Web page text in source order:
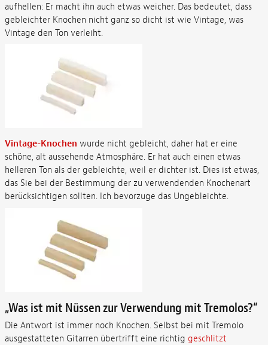
aufhellen: Er macht ihn auch etwas weicher. Das bedeutet, dass
gebleichter Knochen nicht ganz so dicht ist wie Vintage, was
Vintage den Ton verleiht.
Vintage-Knochen wurde nicht gebleicht, daher hat er eine
schöne, alt aussehende Atmosphäre. Er hat auch einen etwas
helleren Ton als der gebleichte, weil er dichter ist. Dies ist etwas,
das Sie bei der Bestimmung der zu verwendenden Knochenart
berücksichtigen sollten. Ich bevorzuge das Ungebleichte.
„Was ist mit Nüssen zur Verwendung mit Tremolos?“
Die Antwort ist immer noch Knochen. Selbst bei mit Tremolo
ausgestatteten Gitarren übertrifft eine richtig geschlitzt